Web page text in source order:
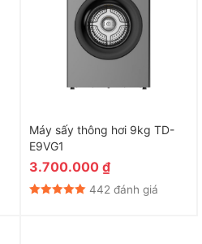
Máy sấy thông hơi 9kg TD-
E9VG1
3.700.000 ₫
442 đánh giá